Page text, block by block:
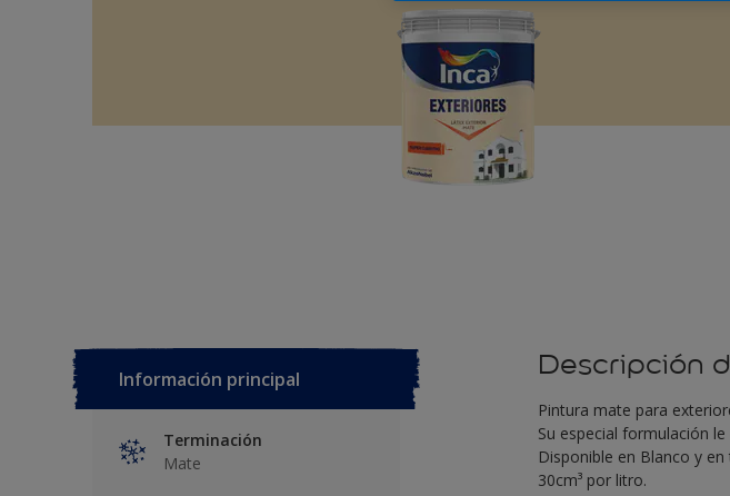
Información principal
Terminación
Mate
Descripción
Pintura mate para
Su especial formulación
Disponible en Blanco y
30cm³ por litro.